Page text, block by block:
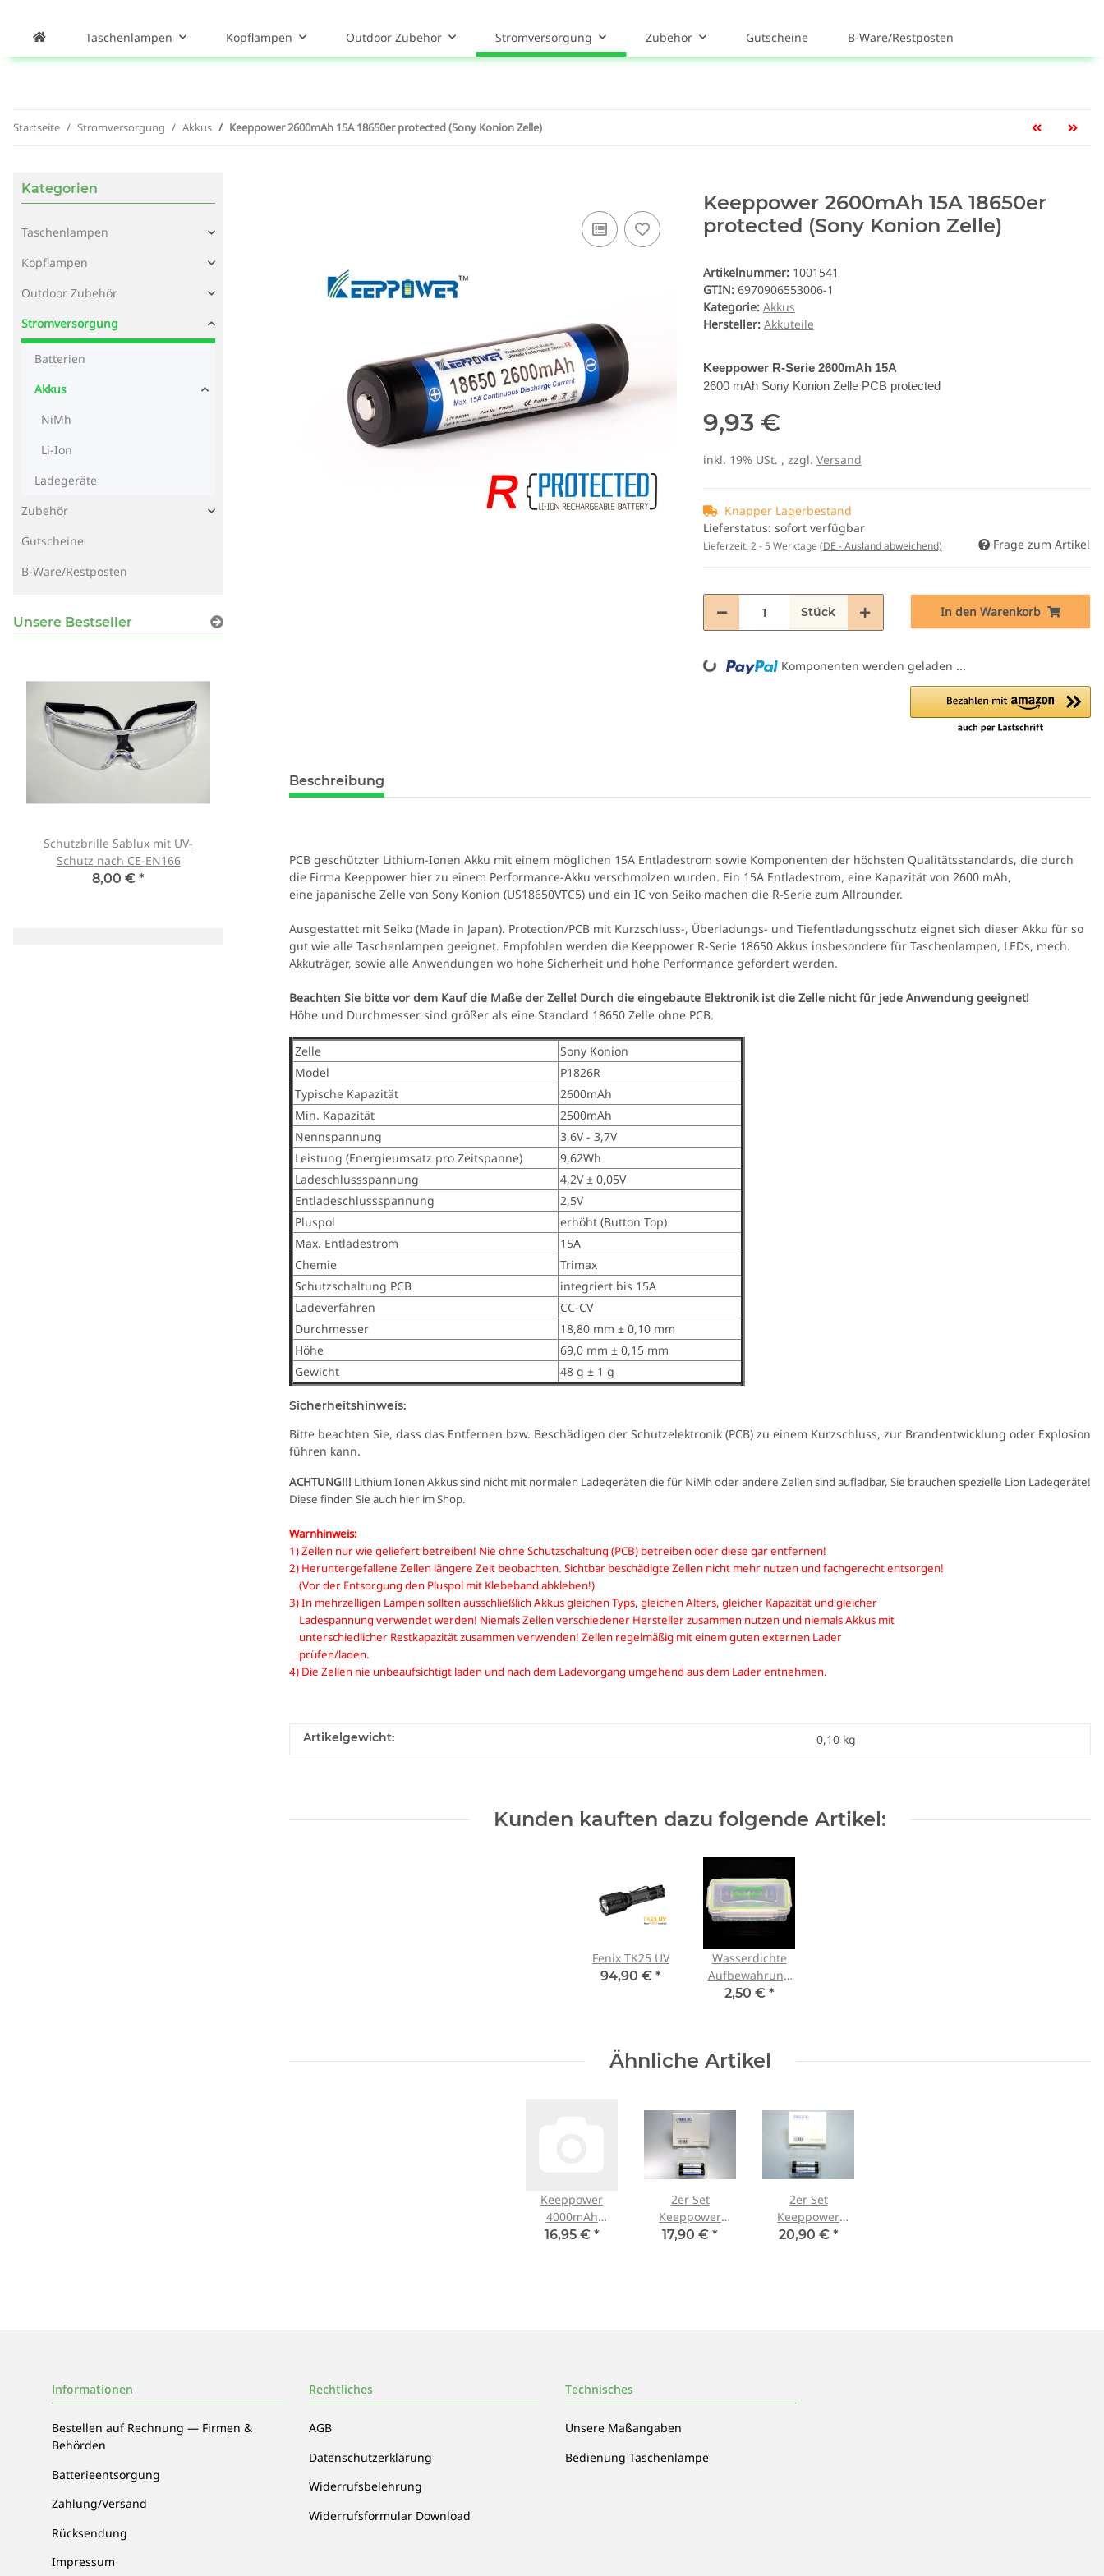
Taschenlampen Kopflampen Outdoor Zubehör Stromversorgung Zubehör Gutscheine B-Ware/Restposten
Startseite Stromversorgung Akkus Keeppower 2600mAh 15A 18650er protected (Sony Konion Zelle)
Keeppower 2600mAh 15A 18650er
protected (Sony Konion Zelle)
Artikelnummer: 1001541
GTIN: 6970906553006-1
Kategorie: Akkus
Hersteller: Akkuteile
Keeppower R-Serie 2600mAh 15A
2600 mAh Sony Konion Zelle PCB protected
9,93 €
inkl. 19% USt. , zzgl. Versand
Knapper Lagerbestand
Lieferstatus: sofort verfügbar
Lieferzeit:2 - 5 Werktage (DE - Ausland abweichend) Frage zum Artikel
Stück In den Warenkorb
Loading... Komponenten werden geladen ...
Beschreibung
PCB geschützter Lithium-Ionen Akku mit einem möglichen 15A Entladestrom sowie Komponenten der höchsten Qualitätsstandards, die durch
die Firma Keeppower hier zu einem Performance-Akku verschmolzen wurden. Ein 15A Entladestrom, eine Kapazität von 2600 mAh,
eine japanische Zelle von Sony Konion (US18650VTC5) und ein IC von Seiko machen die R-Serie zum Allrounder.
Ausgestattet mit Seiko (Made in Japan). Protection/PCB mit Kurzschluss-, Überladungs- und Tiefentladungsschutz eignet sich dieser Akku für so
gut wie alle Taschenlampen geeignet. Empfohlen werden die Keeppower R-Serie 18650 Akkus insbesondere für Taschenlampen, LEDs, mech.
Akkuträger, sowie alle Anwendungen wo hohe Sicherheit und hohe Performance gefordert werden.
Beachten Sie bitte vor dem Kauf die Maße der Zelle! Durch die eingebaute Elektronik ist die Zelle nicht für jede Anwendung geeignet!
Höhe und Durchmesser sind größer als eine Standard 18650 Zelle ohne PCB.
Zelle
Sony Konion
Model
P1826R
Typische Kapazität
2600mAh
Min. Kapazität
2500mAh
Nennspannung
3,6V - 3,7V
Leistung (Energieumsatz pro Zeitspanne)
9,62Wh
Ladeschlussspannung
4,2V ± 0,05V
Entladeschlussspannung
2,5V
Pluspol
erhöht (Button Top)
Max. Entladestrom
15A
Chemie
Trimax
Schutzschaltung PCB
integriert bis 15A
Ladeverfahren
CC-CV
Durchmesser
18,80 mm ± 0,10 mm
Höhe
69,0 mm ± 0,15 mm
Gewicht
48 g ± 1 g
Sicherheitshinweis:
Bitte beachten Sie, dass das Entfernen bzw. Beschädigen der Schutzelektronik (PCB) zu einem Kurzschluss, zur Brandentwicklung oder Explosion
führen kann.
ACHTUNG!!! Lithium Ionen Akkus sind nicht mit normalen Ladegeräten die für NiMh oder andere Zellen sind aufladbar, Sie brauchen spezielle Lion Ladegeräte!
Diese finden Sie auch hier im Shop.
Warnhinweis:
1) Zellen nur wie geliefert betreiben! Nie ohne Schutzschaltung (PCB) betreiben oder diese gar entfernen!
2) Heruntergefallene Zellen längere Zeit beobachten. Sichtbar beschädigte Zellen nicht mehr nutzen und fachgerecht entsorgen!
(Vor der Entsorgung den Pluspol mit Klebeband abkleben!)
3) In mehrzelligen Lampen sollten ausschließlich Akkus gleichen Typs, gleichen Alters, gleicher Kapazität und gleicher
Ladespannung verwendet werden! Niemals Zellen verschiedener Hersteller zusammen nutzen und niemals Akkus mit
unterschiedlicher Restkapazität zusammen verwenden! Zellen regelmäßig mit einem guten externen Lader
prüfen/laden.
4) Die Zellen nie unbeaufsichtigt laden und nach dem Ladevorgang umgehend aus dem Lader entnehmen.
Artikelgewicht: 0,10 kg
Kunden kauften dazu folgende Artikel:
Fenix TK25 UV
94,90 € *
Wasserdichte
Aufbewahrung
für 2x18650er
2,50 € *
Ähnliche Artikel
Keeppower
4000mAh
P1840C 18650er
16,95 € *
2er Set
Keeppower
2600mAh
17,90 € *
2er Set
Keeppower
3400mAh
20,90 € *
Kategorien
Taschenlampen
Kopflampen
Outdoor Zubehör
Stromversorgung
Batterien
Akkus
NiMh
Li-Ion
Ladegeräte
Zubehör
Gutscheine
B-Ware/Restposten
Unsere Bestseller
Schutzbrille Sablux mit UV-
Schutz nach CE-EN166
8,00 € *
365nm! + Spektralfilter
79,90 €*
Schutz nach CE-EN166
8,00 €*
365nm! + Spektralfilter
79,90 €*
Informationen
Bestellen auf Rechnung — Firmen &
Behörden
Batterieentsorgung
Zahlung/Versand
Rücksendung
Impressum
Rechtliches
AGB
Datenschutzerklärung
Widerrufsbelehrung
Widerrufsformular Download
Technisches
Unsere Maßangaben
Bedienung Taschenlampe